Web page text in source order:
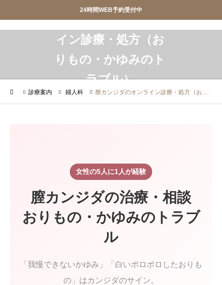
24時間WEB予約受付中
産婦人科SIOクリニック
膣カンジダのオンラ
イン診療・処方（お
りもの・かゆみのト
ラブル）
診療案内 婦人科 膣カンジダのオンライン診療・処方（おりもの・かゆみのトラブル）
女性の5人に1人が経験
膣カンジダの治療・相談
おりもの・かゆみのトラブ
ル
「我慢できないかゆみ」「白いポロポロしたおりも
の」はカンジダのサイン。
産婦人科SIOクリニック
おしらせ  クリニック紹介
 診療案内  院長ごあいさつ
調剤薬局 
特定商取引法に基づく表記
オンライン診療
アフターピル緊急チャーター便